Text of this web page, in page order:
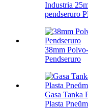
Industria
pendseruro
38mm
Pendseruro
Gasa Tanka
Plasta